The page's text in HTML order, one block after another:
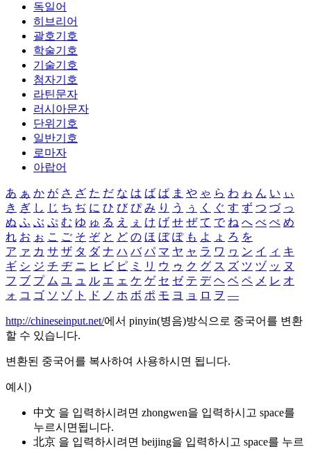
독일어
히브리어
괄호기호
학술기호
기술기호
첨자기호
라틴문자
러시아문자
단위기호
일반기호
로마자
아랍어
あ ぁ か が さ ざ た だ な は ば ぱ ま や ゃ ら わ ゎ ん い ぃ
き ぎ し じ ち ぢ に ひ び ぴ み り う ぅ く ぐ す ず つ づ っ
ぬ ふ ぶ ぷ む ゆ ゅ る え ぇ け げ せ ぜ て で ね へ べ ぺ め
れ お ぉ こ ご そ ぞ と ど の ほ ぼ ぽ も よ ょ ろ を
ア ァ カ サ ザ タ ダ ナ ハ バ パ マ ヤ ャ ラ ワ ヮ ン イ ィ キ
ギ シ ジ チ ヂ ニ ヒ ビ ピ ミ リ ウ ゥ ク グ ス ズ ツ ヅ ッ ヌ
フ ブ プ ム ユ ュ ル エ ェ ケ ゲ セ ゼ テ デ ヘ ベ ペ メ レ オ
ォ コ ゴ ソ ゾ ト ド ノ ホ ボ ポ モ ヨ ョ ロ ヲ ―
http://chineseinput.net/에서 pinyin(병음)방식으로 중국어를 변환
할 수 있습니다.
변환된 중국어를 복사하여 사용하시면 됩니다.
예시)
中文 을 입력하시려면 zhongwen을 입력하시고 space를
누르시면됩니다.
北京 을 입력하시려면 beijing을 입력하시고 space를 누르